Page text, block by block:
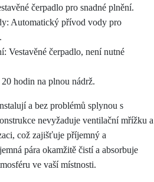
čerpadlo pro snadné plnění.
Automatický přívod vody pro
Vestavěné čerpadlo, není nutné
hodin na plnou nádrž.
a bez problémů splynou s
nevyžaduje ventilační mřížku a
což zajišťuje příjemný a
pára okamžitě čistí a absorbuje
ve vaší místnosti.